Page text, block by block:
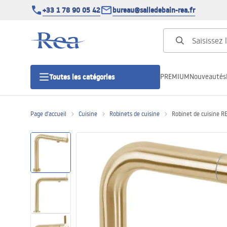
+33 1 78 90 05 42 bureau@salledebain-rea.fr
Toutes les catégories
Receveurs de douche
Caniveaux de douche
PREMIUMNouveautés
Page d'accueil Cuisine Robinets de cuisine Robinet de cuisine